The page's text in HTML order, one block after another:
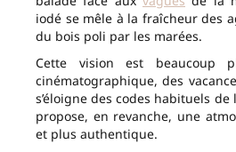
iodé se mêle à la fraîcheur des
du bois poli par les marées.
Cette vision est beaucoup
cinématographique, des
s’éloigne des codes habituels de
propose, en revanche, une
et plus authentique.